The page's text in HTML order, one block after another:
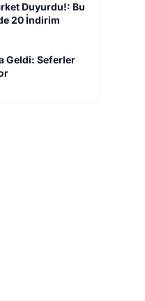
Duyurdu!: Bu
20 İndirim
Geldi: Seferler